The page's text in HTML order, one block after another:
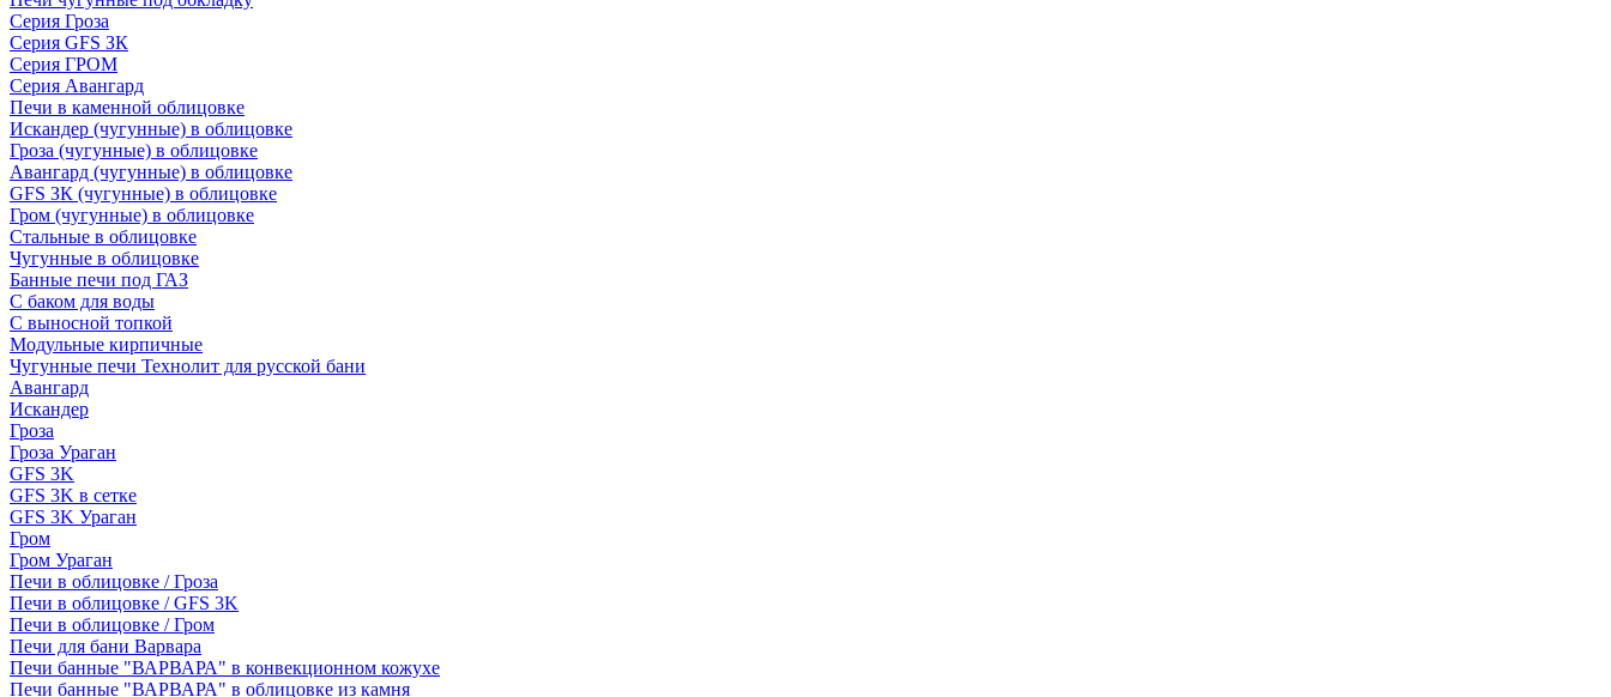
Серия Гроза
Серия GFS ЗК
Серия ГРОМ
Серия Авангард
Печи в каменной облицовке
Искандер (чугунные) в облицовке
Гроза (чугунные) в облицовке
Авангард (чугунные) в облицовке
GFS ЗК (чугунные) в облицовке
Гром (чугунные) в облицовке
Стальные в облицовке
Чугунные в облицовке
Банные печи под ГАЗ
С баком для воды
С выносной топкой
Модульные кирпичные
Чугунные печи Технолит для русской бани
Авангард
Искандер
Гроза
Гроза Ураган
GFS 3K
GFS 3K в сетке
GFS 3K Ураган
Гром
Гром Ураган
Печи в облицовке / Гроза
Печи в облицовке / GFS 3K
Печи в облицовке / Гром
Печи для бани Варвара
Печи банные "ВАРВАРА" в конвекционном кожухе
Печи банные "ВАРВАРА" в облицовке из камня